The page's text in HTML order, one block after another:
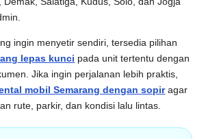
ingin menyetir sendiri, tersedia pilihan
lepas kunci pada unit tertentu dengan
Jika ingin perjalanan lebih praktis,
mobil Semarang dengan sopiragar
rute, parkir, dan kondisi lalu lintas.